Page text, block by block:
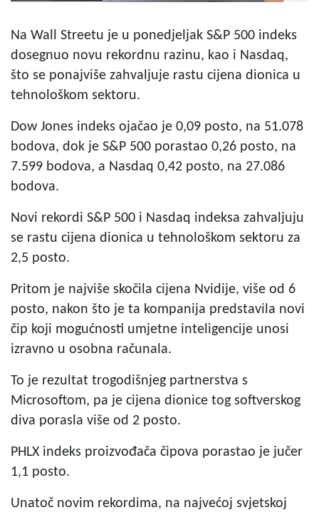
Na Wall Streetu je u ponedjeljak S&P 500 indeks
dosegnuo novu rekordnu razinu, kao i Nasdaq,
što se ponajviše zahvaljuje rastu cijena dionica u
tehnološkom sektoru.
Dow Jones indeks ojačao je 0,09 posto, na 51.078
bodova, dok je S&P 500 porastao 0,26 posto, na
7.599 bodova, a Nasdaq 0,42 posto, na 27.086
bodova.
Novi rekordi S&P 500 i Nasdaq indeksa zahvaljuju
se rastu cijena dionica u tehnološkom sektoru za
2,5 posto.
Pritom je najviše skočila cijena Nvidije, više od 6
posto, nakon što je ta kompanija predstavila novi
čip koji mogućnosti umjetne inteligencije unosi
izravno u osobna računala.
To je rezultat trogodišnjeg partnerstva s
Microsoftom, pa je cijena dionice tog softverskog
diva porasla više od 2 posto.
PHLX indeks proizvođača čipova porastao je jučer
1,1 posto.
Unatoč novim rekordima, na najvećoj svjetskoj